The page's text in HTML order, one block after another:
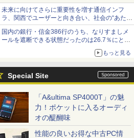
広告」対策強化を要請 著名人の写真や映像を
使った投資詐欺などへの対策として
未来に向けてさらに重要性を増す通信インフ
ラ、関西でユーザーと向き合い、社会の“あたら
しい”を起動し続ける～オプテージ
国内の銀行・信金386行のうち、なりすましメ
ールを遮断できる状態だったのは26.7％にとど
まる～GMOブランドセキュリティ調査
もっと見る
Special Site
「A&ultima SP4000T」の魅
力！ポケットに入るオーディ
オの醍醐味
性能の良いお得な中古PC情